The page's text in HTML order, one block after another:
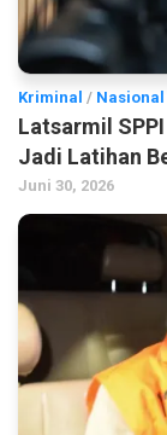
Kriminal / Nasional
Latsarmil
Jadi Latihan
Juni 30, 2026